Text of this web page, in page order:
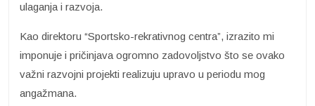
ulaganja i razvoja.
Kao direktoru “Sportsko-rekrativnog centra”, izrazito mi
imponuje i pričinjava ogromno zadovoljstvo što se ovako
važni razvojni projekti realizuju upravo u periodu mog
angažmana.